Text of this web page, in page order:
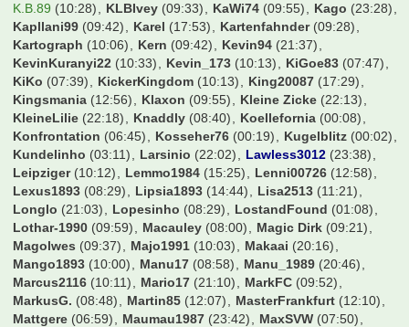
K.B.89 (10:28) KLBIvey (09:33) KaWi74 (09:55) Kago (23:28)
Kapllani99 (09:42) Karel (17:53) Kartenfahnder(09:28)
Kartograph (10:06) Kern (09:42) Kevin94 (21:37)
KevinKuranyi22 (10:33) Kevin_173 (10:13) KiGoe83 (07:47)
KiKo (07:39) KickerKingdom (10:13) King20087 (17:29)
Kingsmania (12:56) Klaxon (09:55) Kleine Zicke (22:13)
KleineLilie (22:18) Knaddly (08:40) Koellefornia (00:08)
Konfrontation (06:45) Kosseher76 (00:19) Kugelblitz (00:02)
Kundelinho (03:11) Larsinio (22:02) Lawless3012 (23:38)
Leipziger(10:12) Lemmo1984 (15:25) Lenni00726 (12:58)
Lexus1893 (08:29) Lipsia1893 (14:44) Lisa2513 (11:21)
Longlo (21:03) Lopesinho (08:29) LostandFound (01:08)
Lothar-1990 (09:59) Macauley (08:00) Magic Dirk (09:21)
Magolwes (09:37) Majo1991 (10:03) Makaai (20:16)
Mango1893 (10:00) Manu17 (08:58) Manu_1989 (20:46)
Marcus2116 (10:11) Mario17 (21:10) MarkFC (09:52)
MarkusG. (08:48) Martin85 (12:07) MasterFrankfurt (12:10)
Mattgere (06:59) Maumau1987 (23:42) MaxSVW (07:50)